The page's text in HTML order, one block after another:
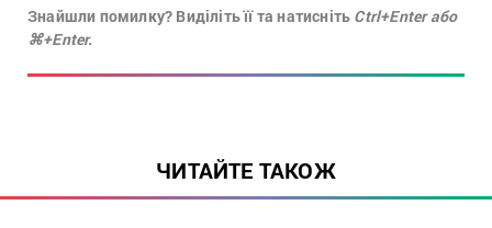
Знайшли помилку? Виділіть її та натисніть Ctrl+Enter або
⌘+Enter.
ЧИТАЙТЕ ТАКОЖ